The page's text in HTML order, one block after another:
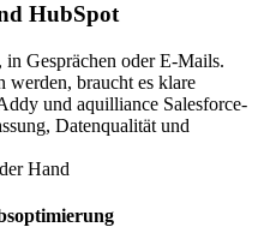
HubSpot
Gesprächen oder E-Mails.
werden, braucht es klare
und aquilliance Salesforce-
Datenqualität und